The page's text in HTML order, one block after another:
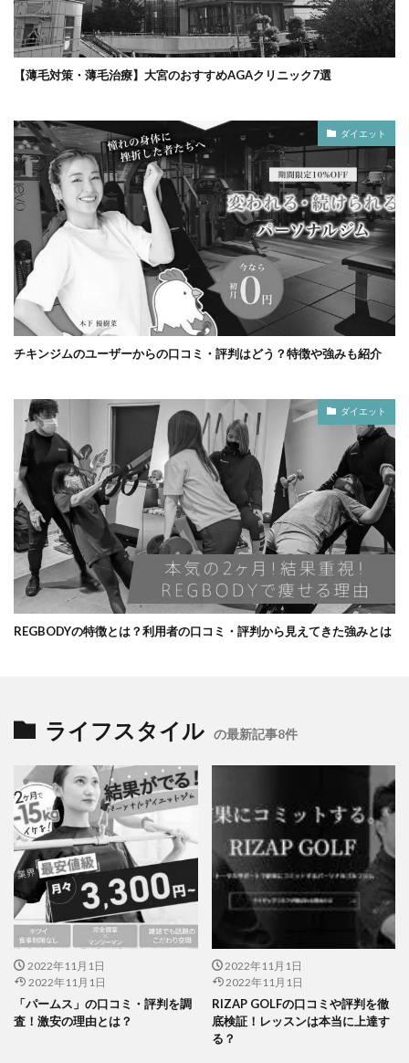
【薄毛対策・薄毛治療】大宮のおすすめAGAクリニック7選
ダイエット
チキンジムのユーザーからの口コミ・評判はどう？特徴や強みも紹介
ダイエット
REGBODYの特徴とは？利用者の口コミ・評判から見えてきた強みとは
ライフスタイル の最新記事8件
2022年11月1日
2022年11月1日
「パームス」の口コミ・評判を調
査！激安の理由とは？
2022年11月1日
2022年11月1日
RIZAP GOLFの口コミや評判を徹
底検証！レッスンは本当に上達す
る？